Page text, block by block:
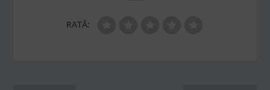
RATĂ: